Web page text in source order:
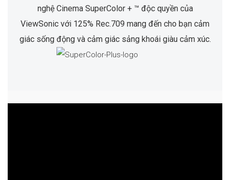
nghệ Cinema SuperColor + ™ độc quyền của
ViewSonic với 125% Rec.709 mang đến cho bạn cảm
giác sống động và cảm giác sảng khoái giàu cảm xúc.